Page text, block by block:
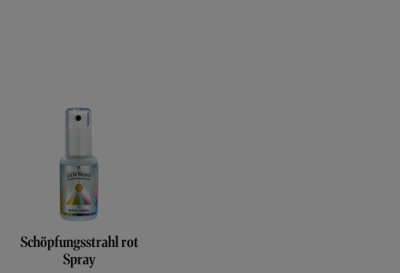
Schöpfungsstrahl rot
Spray